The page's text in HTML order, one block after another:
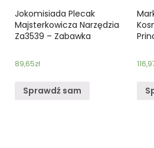
Jokomisiada Plecak
Majsterkowicza Narzędzia
Za3539 – Zabawka
89,65zł
Sprawdź sam